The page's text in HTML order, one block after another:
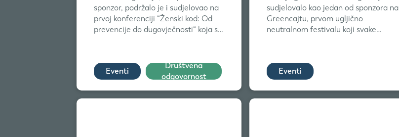
sponzor, podržalo je i sudjelovao na
prvoj konferenciji “Ženski kod: Od
prevencije do dugovječnosti“ koja se
Eventi
Društvena
odgovornost
sudjelovalo kao jedan od sponzora na
Greencajtu, prvom ugljično
neutralnom festivalu koji svake
Eventi